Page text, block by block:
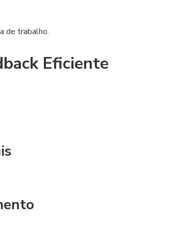
de trabalho.
Eficiente